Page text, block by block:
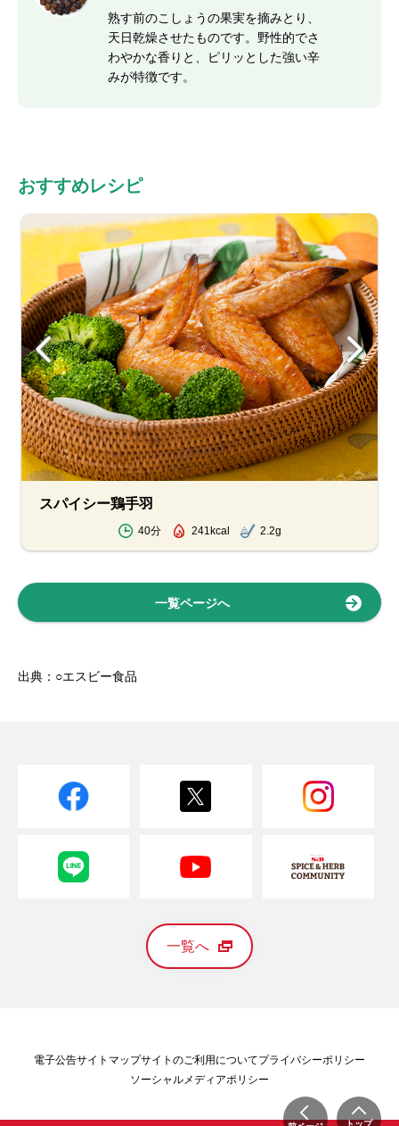
熟す前のこしょうの果実を摘みとり、
天日乾燥させたものです。野性的でさ
わやかな香りと、ピリッとした強い辛
みが特徴です。
おすすめレシピ
スパイシー鶏手羽
40分 241kcal 2.2g
一覧ページへ
出典：○エスビー食品
トップ
一覧へ
電子公告サイトマップサイトのご利用についてプライバシーポリシー
ソーシャルメディアポリシー